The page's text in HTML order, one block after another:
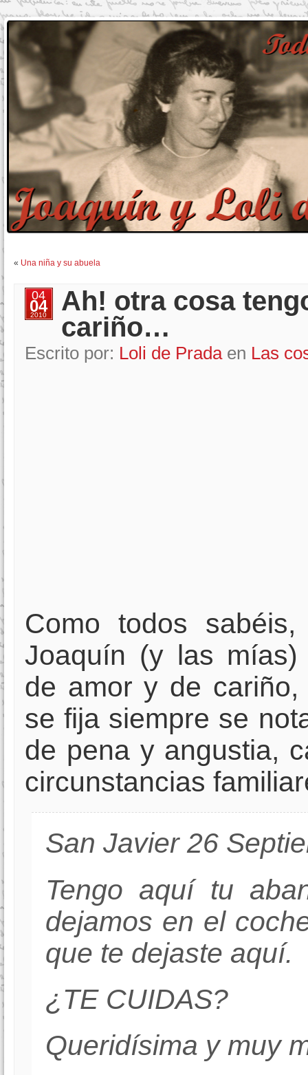
« Una niña y su abuela
04
04
2010
Ah! otra cosa
cariño…
Escrito por: Loli de Pradaen Las
Como todos
Joaquín (y las mías)
de amor y de
se fija siempre se
de pena y angustia,
circunstancias
San Javier 26
Tengo aquí tu
dejamos en el
que te dejaste aquí.
¿TE CUIDAS?
Queridísima y muy